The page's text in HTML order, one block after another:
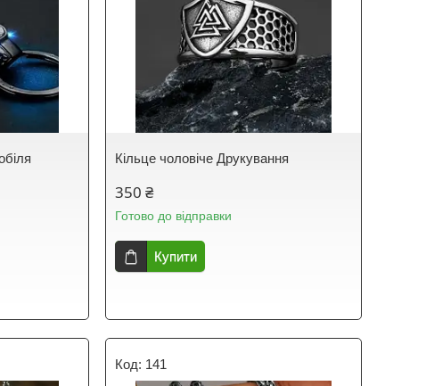
Кільце чоловіче Друкування
350 ₴
Готово до відправки
Купити
141